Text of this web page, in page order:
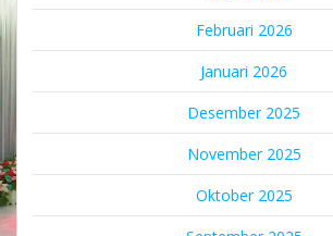
Februari 2026
Januari 2026
Desember 2025
November 2025
Oktober 2025